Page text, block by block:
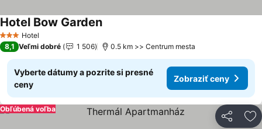
3 Počet hviezdičiek
Hotel
Hotel Bow GardenZobraziť ceny
8,1 Veľmi dobré 1 506 0.5 km >> Centrum mesta
Vyberte dátumy a pozrite si presné
ceny
Zobraziť ceny
Zdieľať
Obľúbená voľba